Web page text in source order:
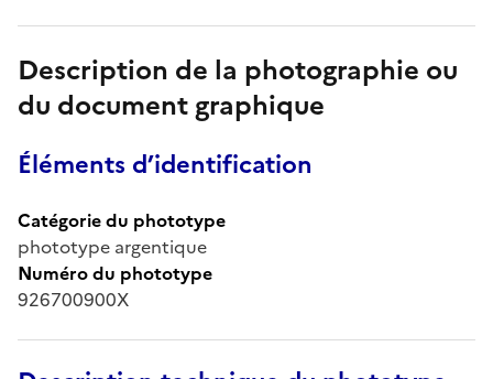
Description de la photographie ou
du document graphique
Éléments d’identification
Catégorie du phototype
phototype argentique
Numéro du phototype
926700900X